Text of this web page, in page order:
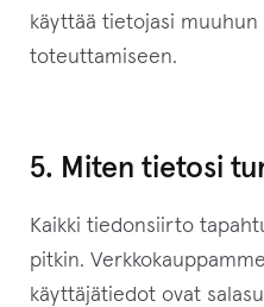
käyttää tietojasi muuhun
toteuttamiseen.
5. Miten tietosi
Kaikki tiedonsiirto
pitkin.
käyttäjätiedot ovat